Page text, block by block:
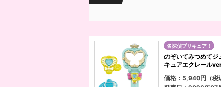
名探偵プリキュア！
のぞいてみつめて
キュアエクレール
価格：5,940円（税